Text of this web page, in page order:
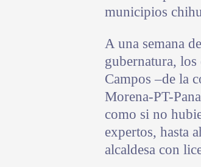
municipios
A una semana
gubernatura,
Campos –de la
Morena-PT-
como si no
expertos, hasta
alcaldesa con